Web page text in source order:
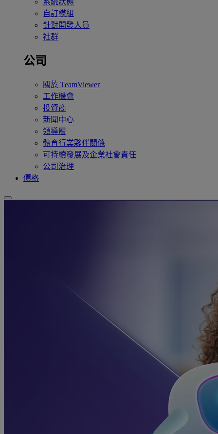
自訂模組
針對開發人員
社群
公司
關於 TeamViewer
工作機會
投資商
新聞中心
領導層
體育行業夥伴關係
可持續發展及企業社會責任
公司治理
價格